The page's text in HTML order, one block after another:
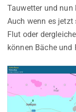
Tauwetter und nun
Auch wenn es jetzt
Flut oder
können Bäche und